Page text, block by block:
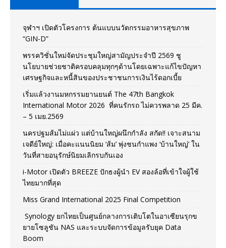
จุฬาฯ เปิดตัวโครงการ ต้นแบบนวัตกรรมอาหารสุขภาพ
“GIN-D”
พรรควิชั่นใหม่จัดประชุมใหญ่สามัญประจำปี 2569 ชู
นโยบายช่วยชาติครอบคลุมทุกๆด้านโดยเฉพาะแก้ไขปัญหา
เศรษฐกิจและหนี้สินของประชาชนการเงินไร้ดอกเบี้ย
เริ่มแล้วงานมหกรรมยานยนต์ The 47th Bangkok
International Motor 2026 ที่คนรักรถ ไม่ควรพลาด 25 มีค.
– 5 เมย.2569
นครปฐมส้มไม่แผ่ว แต่บ้านใหญ่ผนึกกำลัง สกัด!! เจาะสนาม
เจดีย์ใหญ่: เมื่อคะแนนนิยม ‘ส้ม’ พุ่งชนกำแพง ‘บ้านใหญ่’ ใน
วันที่สายอนุรักษ์นิยมเลิกรบกันเอง
i-Motor เปิดตัว BREEZE ปักธงผู้นำ EV สองล้อที่เข้าใจผู้ใช้
ไทยมากที่สุด
Miss Grand International 2025 Final Competition
Synology ยกไทยเป็นศูนย์กลางการเติบโตในอาเซียนรุกข
ยายโซลูชัน NAS และระบบจัดการข้อมูลรับยุค Data
Boom